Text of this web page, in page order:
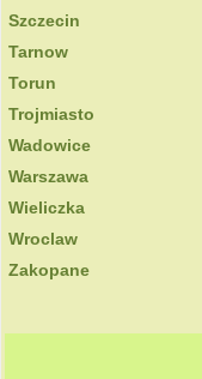
Szczecin
Tarnow
Torun
Trojmiasto
Wadowice
Warszawa
Wieliczka
Wroclaw
Zakopane